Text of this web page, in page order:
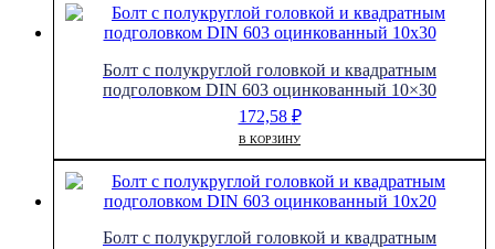
Болт с полукруглой головкой и квадратным
подголовком DIN 603 оцинкованный 10×30
172,58 ₽
В КОРЗИНУ
Болт с полукруглой головкой и квадратным